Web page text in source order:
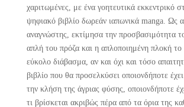
χαριτωμένες, με ένα γοητευτικά εκκεντρικό
ψηφιακό βιβλίο δωρεάν ιαπωνικά manga. Ως
αναγνώστης, εκτίμησα την προσβασιμότητα
απλή του πρόζα και η απλοποιημένη πλοκή το
εύκολο διάβασμα, αν και όχι και τόσο
βιβλίο που θα προσελκύσει οποιονδήποτε
την κλήση της άγριας φύσης, οποιονδήποτε
τι βρίσκεται ακριβώς πέρα από τα όρια της